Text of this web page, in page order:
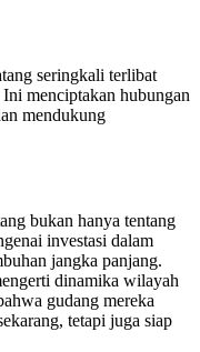
seringkali terlibat
menciptakan hubungan
mendukung
bukan hanya tentang
investasi dalam
jangka panjang.
dinamika wilayah
gudang mereka
tetapi juga siap